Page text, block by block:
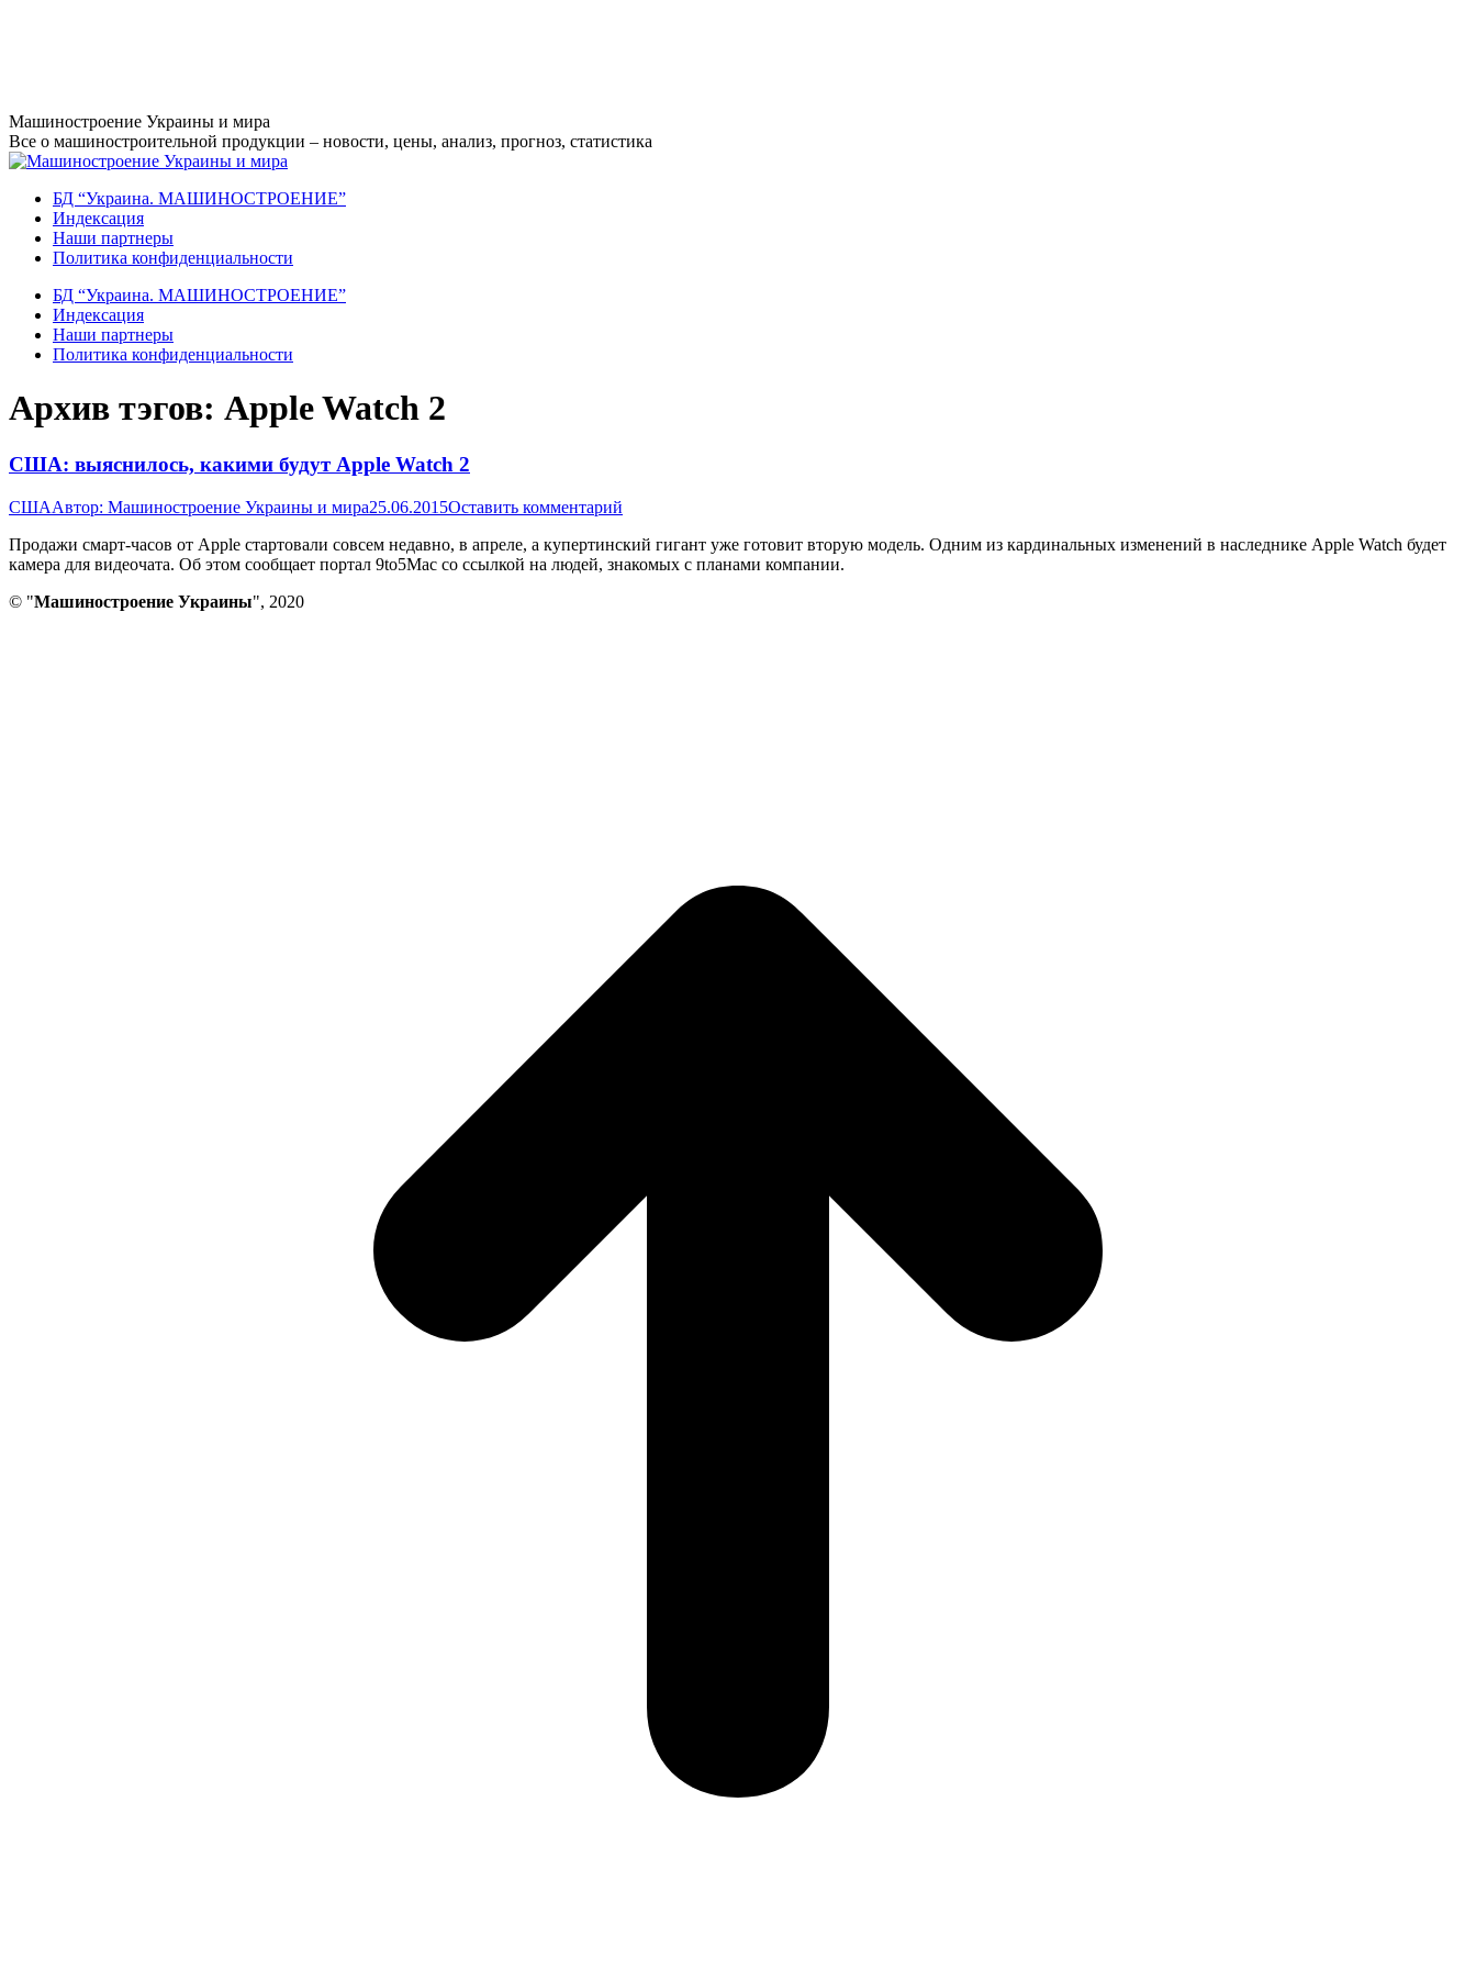
Перейти
к
содержанию
Машиностроение Украины и мира
Все о машиностроительной продукции – новости, цены, анализ, прогноз, статистика
БД “Украина. МАШИНОСТРОЕНИЕ”
Индекcация
Наши партнеры
Политика конфиденциальности
БД “Украина. МАШИНОСТРОЕНИЕ”
Индекcация
Наши партнеры
Политика конфиденциальности
Архив тэгов: Apple Watch 2
США: выяснилось, какими будут Apple Watch 2
СШААвтор: Машиностроение Украины и мира25.06.2015Оставить комментарий
Продажи смарт-часов от Apple стартовали совсем недавно, в апреле, а купертинский гигант уже готовит вторую модель. Одним из кардинальных изменений в наследнике Apple Watch будет
камера для видеочата. Об этом сообщает портал 9to5Mac со ссылкой на людей, знакомых с планами компании.
© "Машиностроение Украины", 2020